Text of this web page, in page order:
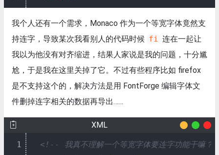
我个人还有一个需求，Monaco 作为一个等宽字体竟然支
持连字，导致某次我看别人的代码时候 fi 连在一起让
我以为他没有对齐缩进，结果人家说是我的问题，十分尴
尬，于是我在这里关掉了它。不过有些程序比如 firefox
是不支持这个的，解决方法是用 FontForge 编辑字体文
件删掉连字相关的数据再导出……
XML
1
<!-- 我真不理解一个等宽字体要连字功能干嘛？